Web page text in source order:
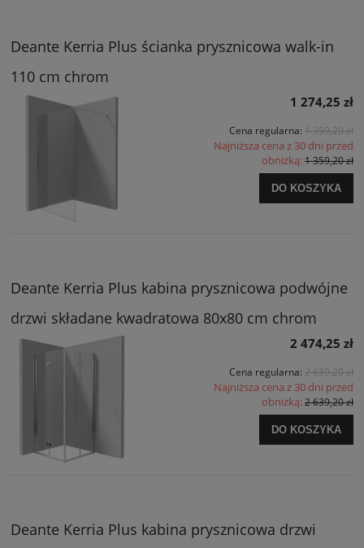
Deante Kerria Plus ścianka prysznicowa walk-in
110 cm chrom
1 274,25 zł
Cena regularna: 1 359,20 zł
Najniższa cena z 30 dni przed
obniżką:1 359,20 zł
DO KOSZYKA
Deante Kerria Plus kabina prysznicowa podwójne
drzwi składane kwadratowa 80x80 cm chrom
2 474,25 zł
Cena regularna: 2 639,20 zł
Najniższa cena z 30 dni przed
obniżką:2 639,20 zł
DO KOSZYKA
Deante Kerria Plus kabina prysznicowa drzwi